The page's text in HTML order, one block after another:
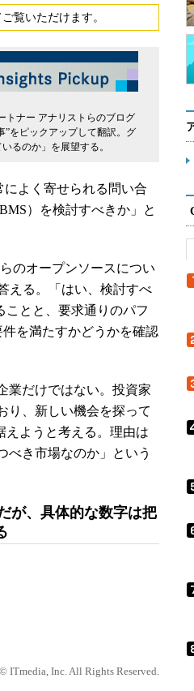
Insider.NET
ブログ
覧いただけます。
トナー アナリストらのブログ
”をピックアップして翻訳。グ
るのか」を展望する。
よく寄せられる問い合
）を検討すべきか」と
のオープンソースについ
える。「はい、検討すべ
ことと、要求通りのパフ
を満たすかどうかを確認
業だけではない。投資家
り、新しい機会を探って
えようと考える。理由は
べき市場なのか」という
が、具体的な数字は把
ITmedia, Inc. All Rights Reserved.